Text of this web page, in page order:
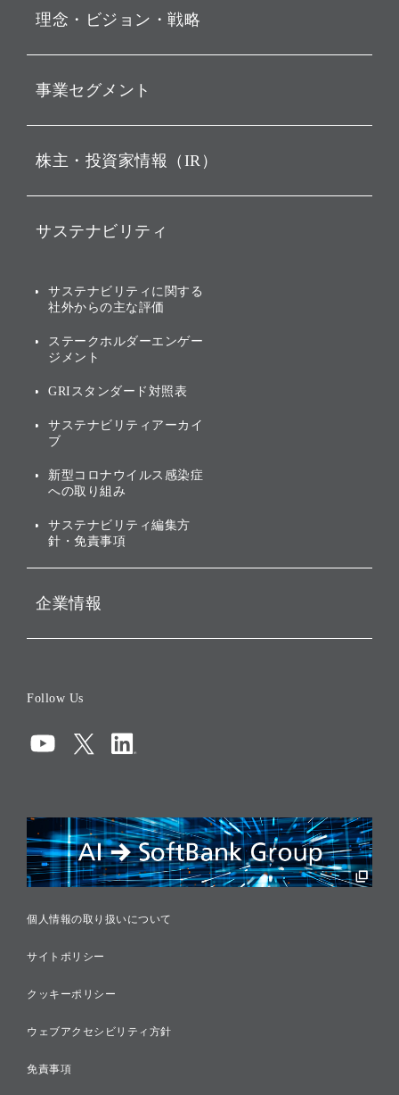
お知らせ
動画配信
理念・ビジョン・戦略
経営理念
ビジョン
戦略
バリュー
ソフトバンクグループの歩
[AI] What dreams are made
事業セグメント
ソフトバンク・ビジョン・
その他
グループ企業一覧
株主・投資家情報（IR）
IRカレンダー
業績・財務
アニュアルレポート
株主・投資家情報（IR）に
サステナビリティ
トップメッセージ
サステナビリティの考え方
ガバナンス
投資先のサステナビリティ
サステナビリティに関する
社外からの主な評価
ステークホルダーエンゲー
ジメント
GRIスタンダード対照表
サステナビリティアーカイ
ブ
新型コロナウイルス感染症
への取り組み
サステナビリティ編集方
針・免責事項
企業情報
コンプライアンス
リスクマネジメント
税務に対する取り組み
採用情報
Follow Us
個人情報の取り扱いについて
サイトポリシー
クッキーポリシー
ウェブアクセシビリティ方針
免責事項